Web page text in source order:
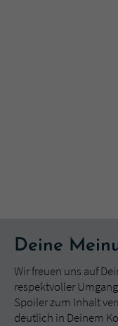
Deine
Wir freuen uns auf
respektvoller
Spoiler zum Inhalt
deutlich in Deinem